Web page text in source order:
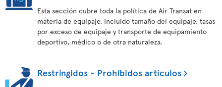
Esta sección cubre toda la política de Air Transat en
materia de equipaje, incluido tamaño del equipaje, tasas
por exceso de equipaje y transporte de equipamiento
deportivo, médico o de otra naturaleza.
Restringidos - Prohibidos artículos